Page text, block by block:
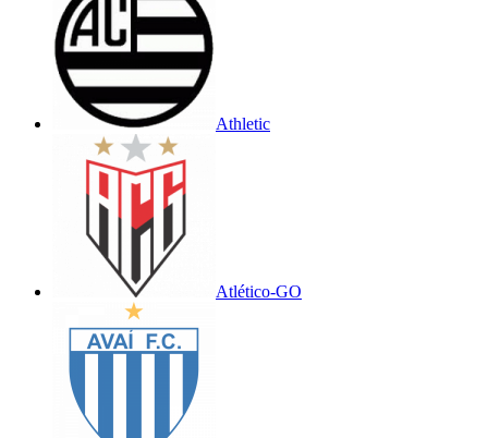
Athletic
Atlético-GO